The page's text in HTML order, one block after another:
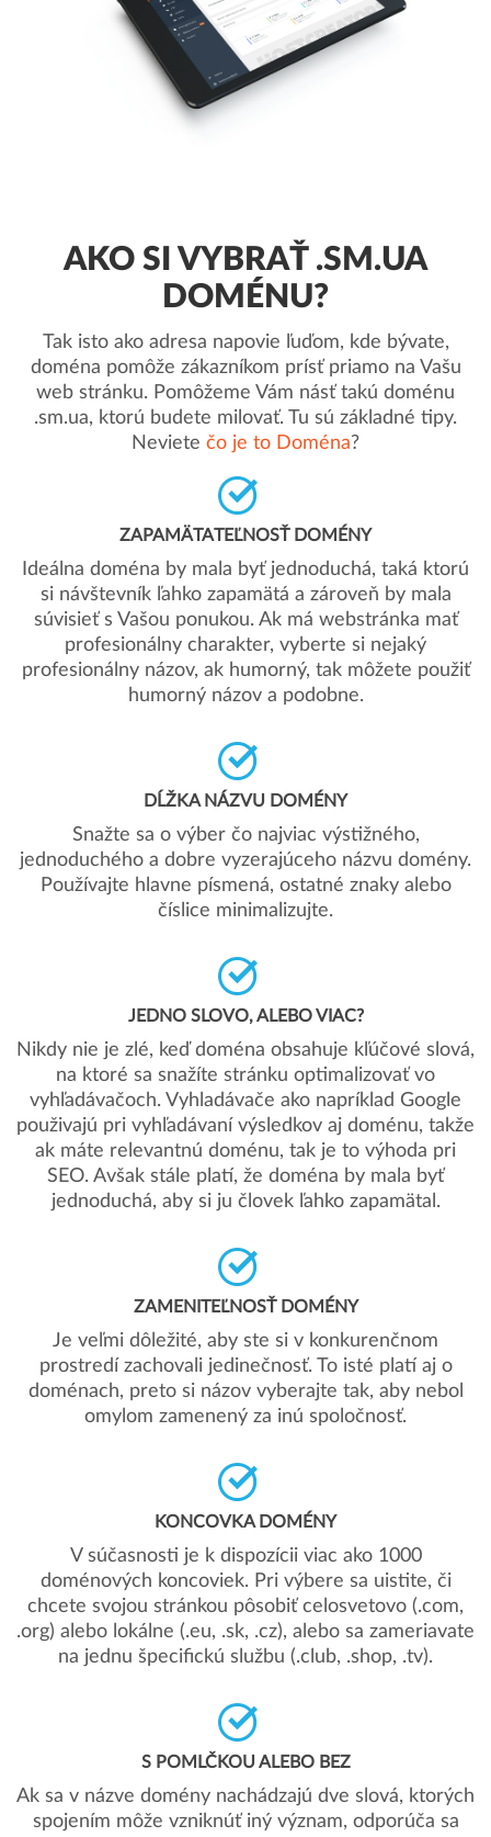
AKO SI VYBRAŤ .SM.UA
DOMÉNU?
Tak isto ako adresa napovie ľuďom, kde bývate,
doména pomôže zákazníkom prísť priamo na Vašu
web stránku. Pomôžeme Vám násť takú doménu
.sm.ua, ktorú budete milovať. Tu sú základné tipy.
Neviete čo je to Doména?
ZAPAMÄTATEĽNOSŤ DOMÉNY
Ideálna doména by mala byť jednoduchá, taká ktorú
si návštevník ľahko zapamätá a zároveň by mala
súvisieť s Vašou ponukou. Ak má webstránka mať
profesionálny charakter, vyberte si nejaký
profesionálny názov, ak humorný, tak môžete použiť
humorný názov a podobne.
DĹŽKA NÁZVU DOMÉNY
Snažte sa o výber čo najviac výstižného,
jednoduchého a dobre vyzerajúceho názvu domény.
Používajte hlavne písmená, ostatné znaky alebo
číslice minimalizujte.
JEDNO SLOVO, ALEBO VIAC?
Nikdy nie je zlé, keď doména obsahuje kľúčové slová,
na ktoré sa snažíte stránku optimalizovať vo
vyhľadávačoch. Vyhladávače ako napríklad Google
použivajú pri vyhľadávaní výsledkov aj doménu, takže
ak máte relevantnú doménu, tak je to výhoda pri
SEO. Avšak stále platí, že doména by mala byť
jednoduchá, aby si ju človek ľahko zapamätal.
ZAMENITEĽNOSŤ DOMÉNY
Je veľmi dôležité, aby ste si v konkurenčnom
prostredí zachovali jedinečnosť. To isté platí aj o
doménach, preto si názov vyberajte tak, aby nebol
omylom zamenený za inú spoločnosť.
KONCOVKA DOMÉNY
V súčasnosti je k dispozícii viac ako 1000
doménových koncoviek. Pri výbere sa uistite, či
chcete svojou stránkou pôsobiť celosvetovo (.com,
.org) alebo lokálne (.eu, .sk, .cz), alebo sa zameriavate
na jednu špecifickú službu (.club, .shop, .tv).
S POMLČKOU ALEBO BEZ
Ak sa v názve domény nachádzajú dve slová, ktorých
spojením môže vzniknúť iný význam, odporúča sa